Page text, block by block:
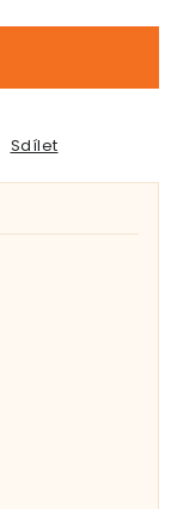
Sdílet